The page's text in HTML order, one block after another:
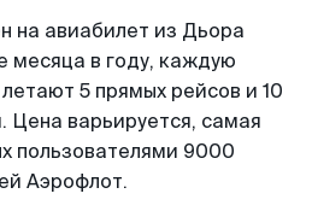
на авиабилет из Дьора
месяца в году, каждую
5 прямых рейсов и 10
Цена варьируется, самая
пользователями 9000
Аэрофлот.